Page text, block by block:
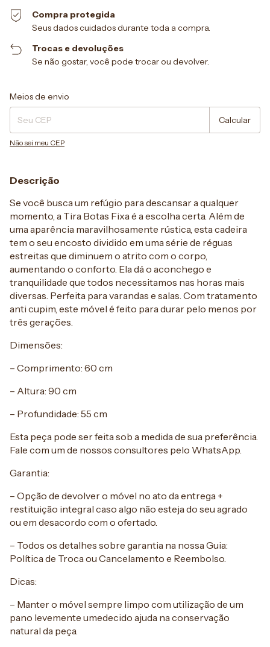
Compra protegida
Seus dados cuidados durante toda a compra.
Trocas e devoluções
Se não gostar, você pode trocar ou devolver.
Entregas para o CEP:
Meios de envio
Calcular
Não sei meu CEP
Descrição
Se você busca um refúgio para descansar a qualquer
momento, a Tira Botas Fixa é a escolha certa. Além de
uma aparência maravilhosamente rústica, esta cadeira
tem o seu encosto dividido em uma série de réguas
estreitas que diminuem o atrito com o corpo,
aumentando o conforto. Ela dá o aconchego e
tranquilidade que todos necessitamos nas horas mais
diversas. Perfeita para varandas e salas. Com tratamento
anti cupim, este móvel é feito para durar pelo menos por
três gerações.
Dimensões:
– Comprimento: 60 cm
– Altura: 90 cm
– Profundidade: 55 cm
Esta peça pode ser feita sob a medida de sua preferência.
Fale com um de nossos consultores pelo WhatsApp.
Garantia:
– Opção de devolver o móvel no ato da entrega +
restituição integral caso algo não esteja do seu agrado
ou em desacordo com o ofertado.
– Todos os detalhes sobre garantia na nossa Guia:
Política de Troca ou Cancelamento e Reembolso.
Dicas:
– Manter o móvel sempre limpo com utilização de um
pano levemente umedecido ajuda na conservação
natural da peça.